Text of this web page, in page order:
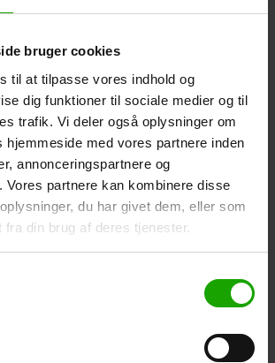
bruger cookies
til at tilpasse vores indhold og
dig funktioner til sociale medier og til
trafik. Vi deler også oplysninger om
hjemmeside med vores partnere inden
annonceringspartnere og
Vores partnere kan kombinere disse
du har givet dem, eller som
fra din brug af deres tjenester.
fra The Vegan Society, eller
international anerkendt standard for
er fremstillet helt uden animalske
(så som bivoks (Cera Alba),
og honning (Mel)) og at udviklings-
for produktet foregår helt uden,
at der testes på dyr.
grundlagt af den veganske forening,
i England i 1944 for at fremme og
rengørings- og skønhedsprodukter.
ingredienser. For at tydeliggøre